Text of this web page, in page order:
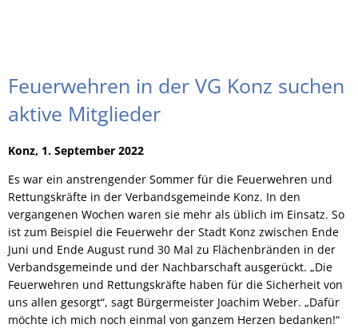
Feuerwehren in der VG Konz suchen
aktive Mitglieder
Konz, 1. September 2022
Es war ein anstrengender Sommer für die Feuerwehren und
Rettungskräfte in der Verbandsgemeinde Konz. In den
vergangenen Wochen waren sie mehr als üblich im Einsatz. So
ist zum Beispiel die Feuerwehr der Stadt Konz zwischen Ende
Juni und Ende August rund 30 Mal zu Flächenbränden in der
Verbandsgemeinde und der Nachbarschaft ausgerückt. „Die
Feuerwehren und Rettungskräfte haben für die Sicherheit von
uns allen gesorgt“, sagt Bürgermeister Joachim Weber. „Dafür
möchte ich mich noch einmal von ganzem Herzen bedanken!“